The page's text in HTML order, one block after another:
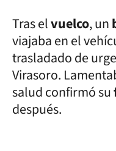
Tras elvuelco, un
viajaba en el
trasladado de
Virasoro.
salud confirmó su
después.